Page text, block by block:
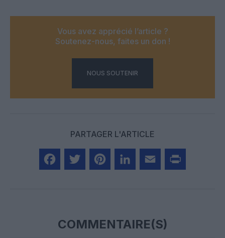
Vous avez apprécié l’article ?
Soutenez-nous, faites un don !
NOUS SOUTENIR
PARTAGER L'ARTICLE
COMMENTAIRE(S)